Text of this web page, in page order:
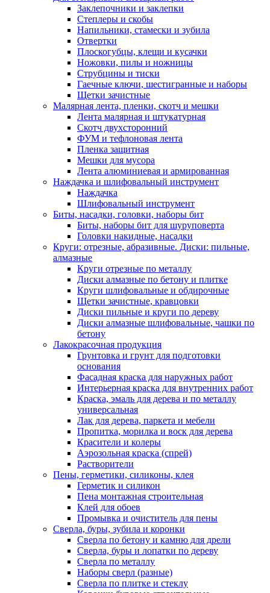
Заклепочники и заклепки
Степлеры и скобы
Напильники, стамески и зубила
Отвертки
Плоскогубцы, клещи и кусачки
Ножовки, пилы и ножницы
Струбцины и тиски
Гаечные ключи, шестигранные и наборы
Щетки зачистные
Малярная лента, пленки, скотч и мешки
Лента малярная и штукатурная
Скотч двухсторонний
ФУМ и тефлоновая лента
Пленка защитная
Мешки для мусора
Лента алюминиевая и армированная
Наждачка и шлифовальный инструмент
Наждачка
Шлифовальный инструмент
Биты, насадки, головки, наборы бит
Биты, наборы бит для шуруповерта
Головки накидные, насадки
Круги: отрезные, абразивные. Диски: пильные,
алмазные
Круги отрезные по металлу
Диски алмазные по бетону и плитке
Круги шлифовальные и обдирочные
Щетки зачистные, кравцовки
Диски пильные и круги по дереву
Диски алмазные шлифовальные, чашки по
бетону
Лакокрасочная продукция
Грунтовка и грунт для подготовки
основания
Фасадная краска для наружных работ
Интерьерная краска для внутренних работ
Краска, эмаль для дерева и по металлу
универсальная
Лак для дерева, паркета и мебели
Пропитка, морилка и воск для дерева
Красители и колеры
Аэрозольная краска (спрей)
Растворители
Пены, герметики, силиконы, клея
Герметик и силикон
Пена монтажная строительная
Клей для обоев
Промывка и очиститель для пены
Сверла, буры, зубила и коронки
Сверла по бетону и камню для дрели
Сверла, буры и лопатки по дереву
Сверла по металлу
Наборы сверл (разные)
Сверла по плитке и стеклу